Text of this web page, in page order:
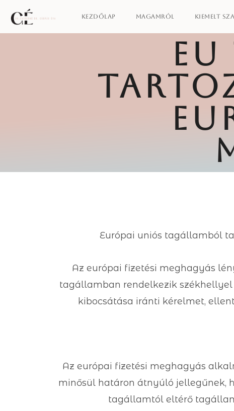
Kezdőlap Magamról Kiemelt
Európai uniós tagállamból
Az európai fizetési meghagyás
tagállamban rendelkezik
kibocsátása iránti kérelmet,
Az európai fizetési meghagyás
minősül határon átnyúló jellegűnek,
tagállamtól eltérő